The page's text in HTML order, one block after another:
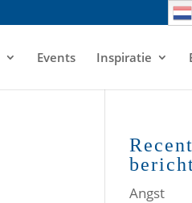
Events Inspiratie
Angst